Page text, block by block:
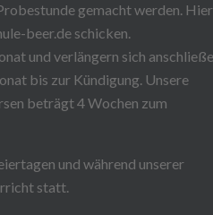
gemacht werden.
beer.de schicken.
und verlängern sich
bis zur Kündigung. Unsere
beträgt 4 Wochen zum
und während unserer
statt.